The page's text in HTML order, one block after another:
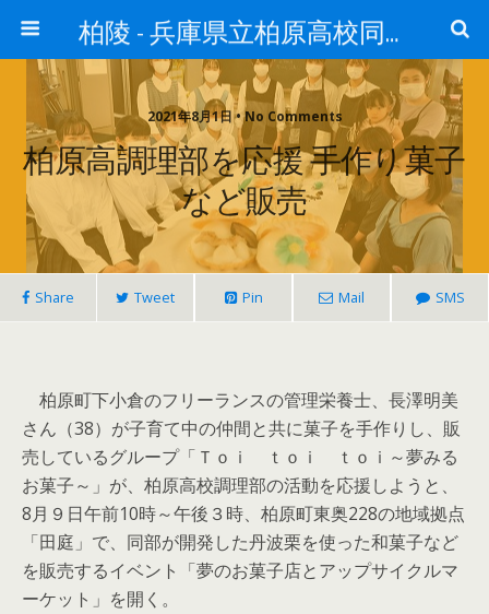
柏陵 - 兵庫県立柏原高校同窓会
2021年8月1日 • No Comments
柏原高調理部を応援 手作り菓子
など販売
Share Tweet Pin Mail SMS
柏原町下小倉のフリーランスの管理栄養士、長澤明美
さん（38）が子育て中の仲間と共に菓子を手作りし、販
売しているグループ「Ｔｏｉ ｔｏｉ ｔｏｉ～夢みる
お菓子～」が、柏原高校調理部の活動を応援しようと、
8月９日午前10時～午後３時、柏原町東奥228の地域拠点
「田庭」で、同部が開発した丹波栗を使った和菓子など
を販売するイベント「夢のお菓子店とアップサイクルマ
ーケット」を開く。